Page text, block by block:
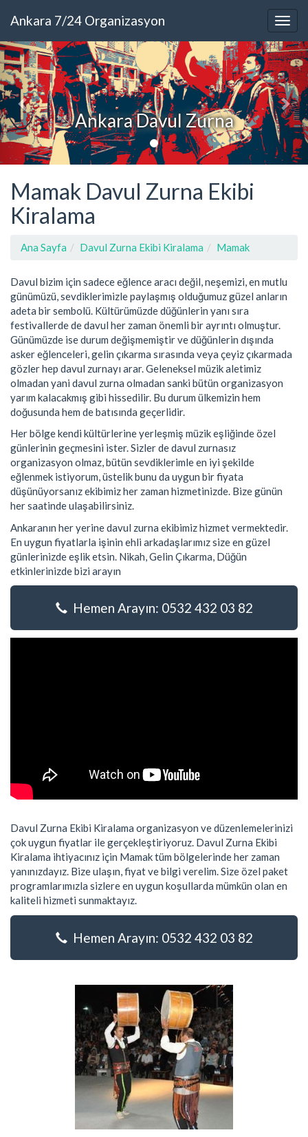
Ankara 7/24 Organizasyon
Ankara Davul Zurna
Mamak Davul Zurna Ekibi
Kiralama
Ana Sayfa Davul Zurna Ekibi Kiralama Mamak
Davul bizim için sadece eğlence aracı değil, neşemizi, en mutlu
günümüzü, sevdiklerimizle paylaşmış olduğumuz güzel anların
adeta bir sembolü. Kültürümüzde düğünlerin yanı sıra
festivallerde de davul her zaman önemli bir ayrıntı olmuştur.
Günümüzde ise durum değişmemiştir ve düğünlerin dışında
asker eğlenceleri, gelin çıkarma sırasında veya çeyiz çıkarmada
gözler hep davul zurnayı arar. Geleneksel müzik aletimiz
olmadan yani davul zurna olmadan sanki bütün organizasyon
yarım kalacakmış gibi hissedilir. Bu durum ülkemizin hem
doğusunda hem de batısında geçerlidir.
Her bölge kendi kültürlerine yerleşmiş müzik eşliğinde özel
günlerinin geçmesini ister. Sizler de davul zurnasız
organizasyon olmaz, bütün sevdiklerimle en iyi şekilde
eğlenmek istiyorum, üstelik bunu da uygun bir fiyata
düşünüyorsanız ekibimiz her zaman hizmetinizde. Bize günün
her saatinde ulaşabilirsiniz.
Ankaranın her yerine davul zurna ekibimiz hizmet vermektedir.
En uygun fiyatlarla işinin ehli arkadaşlarımız size en güzel
günlerinizde eşlik etsin. Nikah, Gelin Çıkarma, Düğün
etkinlerinizde bizi arayın
Hemen Arayın: 0532 432 03 82
Davul Zurna Ekibi Kiralama organizasyon ve düzenlemelerinizi
çok uygun fiyatlar ile gerçekleştiriyoruz. Davul Zurna Ekibi
Kiralama ihtiyacınız için Mamak tüm bölgelerinde her zaman
yanınızdayız. Bize ulaşın, fiyat ve bilgi verelim. Size özel paket
programlarımızla sizlere en uygun koşullarda mümkün olan en
kaliteli hizmeti sunmaktayız.
Hemen Arayın: 0532 432 03 82